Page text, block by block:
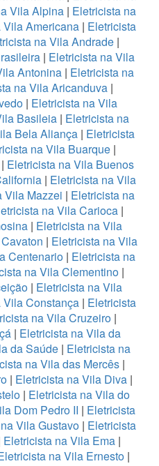
Vila Alpina | Eletricista na
Americana| Eletricista
na Vila Andrade |
| Eletricista na Vila
Antonina | Eletricista na
na Vila Aricanduva |
| Eletricista na Vila
Basileia | Eletricista na
Bela Aliança | Eletricista
na Vila Buarque|
Eletricista na Vila Buenos
| Eletricista na Vila
Vila Mazzei | Eletricista na
na Vila Carioca|
| Eletricista na Vila
| Eletricista na Vila
Centenario| Eletricista na
na Vila Clementino|
| Eletricista na Vila
Vila Constança | Eletricista
na Vila Cruzeiro |
| Eletricista na Vila da
da Saúde| Eletricista na
na Vila das Mercês |
| Eletricista na Vila Diva|
| Eletricista na Vila do
Dom Pedro II | Eletricista
Vila Gustavo| Eletricista
Eletricista na Vila Ema |
na Vila Ernesto |